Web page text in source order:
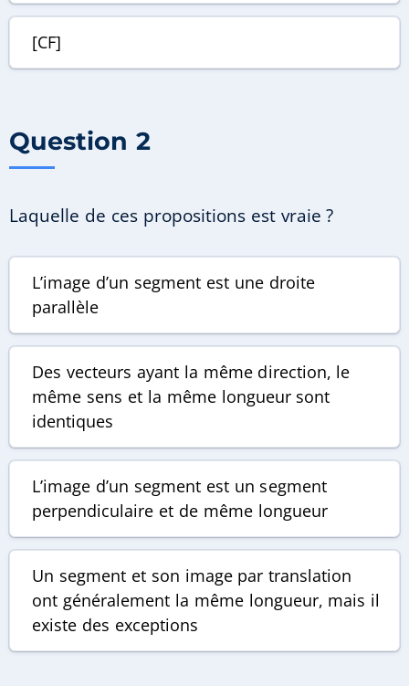
[CF]
Question 2
Laquelle de ces propositions est vraie ?
L’image d’un segment est une droite
parallèle
Des vecteurs ayant la même direction, le
même sens et la même longueur sont
identiques
L’image d’un segment est un segment
perpendiculaire et de même longueur
Un segment et son image par translation
ont généralement la même longueur, mais il
existe des exceptions